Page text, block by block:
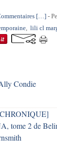
[…] -
, lili cl
Condie